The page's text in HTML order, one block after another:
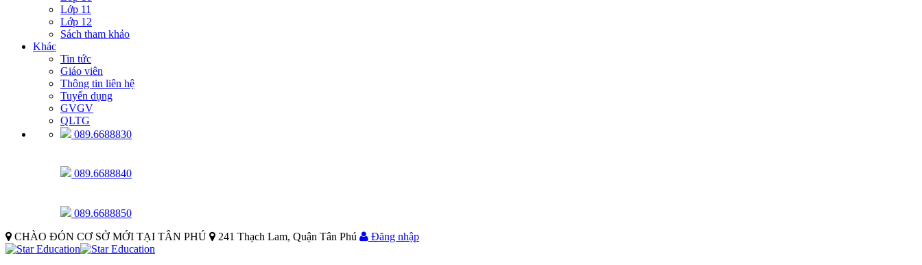
Lớp 11
Lớp 12
Sách tham khảo
Khác
Tin tức
Giáo viên
Thông tin liên hệ
Tuyển dụng
GVGV
QLTG
089.6688830
089.6688840
089.6688850
CHÀO ĐÓN CƠ SỞ MỚI TẠI TÂN PHÚ
241 Thạch Lam, Quận Tân Phú Đăng nhập